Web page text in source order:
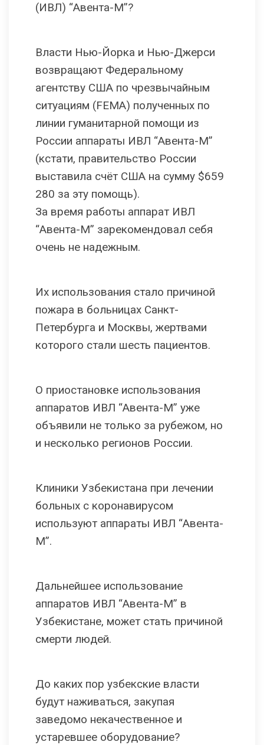
(ИВЛ) “Авента-М”?
Власти Нью-Йорка и Нью-Джерси
возвращают Федеральному
агентству США по чрезвычайным
ситуациям (FEMA) полученных по
линии гуманитарной помощи из
России аппараты ИВЛ “Авента-М”
(кстати, правительство России
выставила счёт США на сумму $659
280 за эту помощь).
За время работы аппарат ИВЛ
“Авента-М” зарекомендовал себя
очень не надежным.
Их использования стало причиной
пожара в больницах Санкт-
Петербурга и Москвы, жертвами
которого стали шесть пациентов.
О приостановке использования
аппаратов ИВЛ “Авента-М” уже
объявили не только за рубежом, но
и несколько регионов России.
Клиники Узбекистана при лечении
больных с коронавирусом
используют аппараты ИВЛ “Авента-
М”.
Дальнейшее использование
аппаратов ИВЛ “Авента-М” в
Узбекистане, может стать причиной
смерти людей.
До каких пор узбекские власти
будут наживаться, закупая
заведомо некачественное и
устаревшее оборудование?